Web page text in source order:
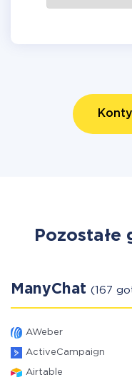
ManyChat (167
AWeber
ActiveCampaign
Airtable